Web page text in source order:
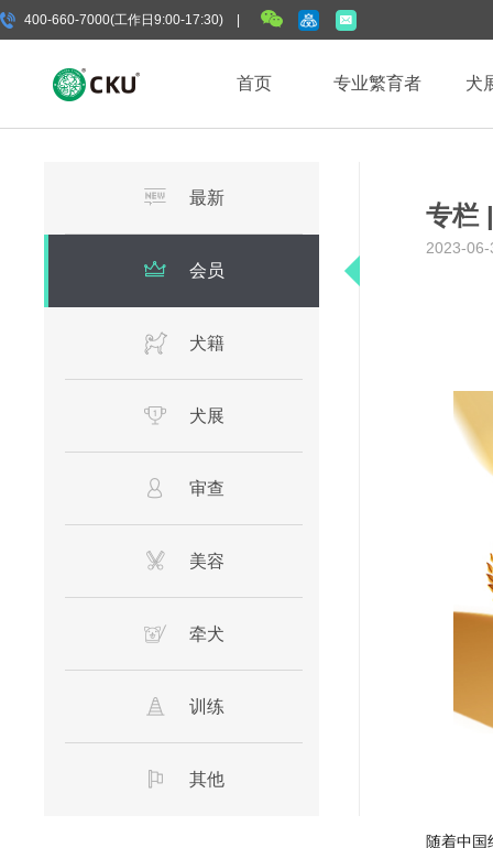
400-660-7000(工作日9:00-17:30) |
首页 专业繁育者 犬
最新
会员
犬籍
犬展
审查
美容
牵犬
训练
其他
专栏
2023-
随着中国